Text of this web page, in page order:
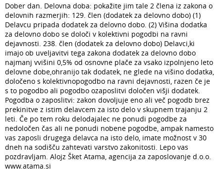
Dober dan. Delovna doba: pokažite jim tale 2 člena iz zakona o
delovnih razmerjih: 129. člen (dodatek za delovno dobo) (1)
Delavcu pripada dodatek za delovno dobo. (2) Višina dodatka
za delovno dobo se določi v kolektivni pogodbi na ravni
dejavnosti. 238. člen (dodatek za delovno dobo) Delavci,ki
imajo ob uveljavitvi tega zakona dodatek za delovno dobo
najmanj vvišini 0,5% od osnovne plače za vsako izpolnjeno leto
delovne dobe,ohranijo tak dodatek, ne glede na višino dodatka,
določeno s kolektivnopogodbo na ravni dejavnosti, razen če je
s to pogodbo ali pogodbo ozaposlitvi določen višji dodatek.
Pogodba o zaposlitvi: zakon dovoljuje eno ali več pogodb brez
prekinitve z istim delavcem za isto delo v skupnem trajanju 2
leti. Če po tem roku delodajalec ne ponudi pogodbe za
nedoločen čas ali ne ponudi nobene pogodbe, ampak namesto
vas zaposli drugega delavca na isto delo, imate možnost v 30
dneh na sodišču zahtevati varstvo zakonitosti. Lepo vas
pozdravljam. Alojz Šket Atama, agencija za zaposlovanje d.o.o.
www.atama.si